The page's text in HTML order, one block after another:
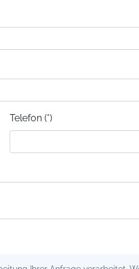
Telefon (*)